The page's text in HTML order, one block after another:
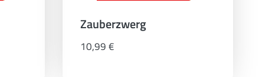
Zauberzwerg
10,99 €